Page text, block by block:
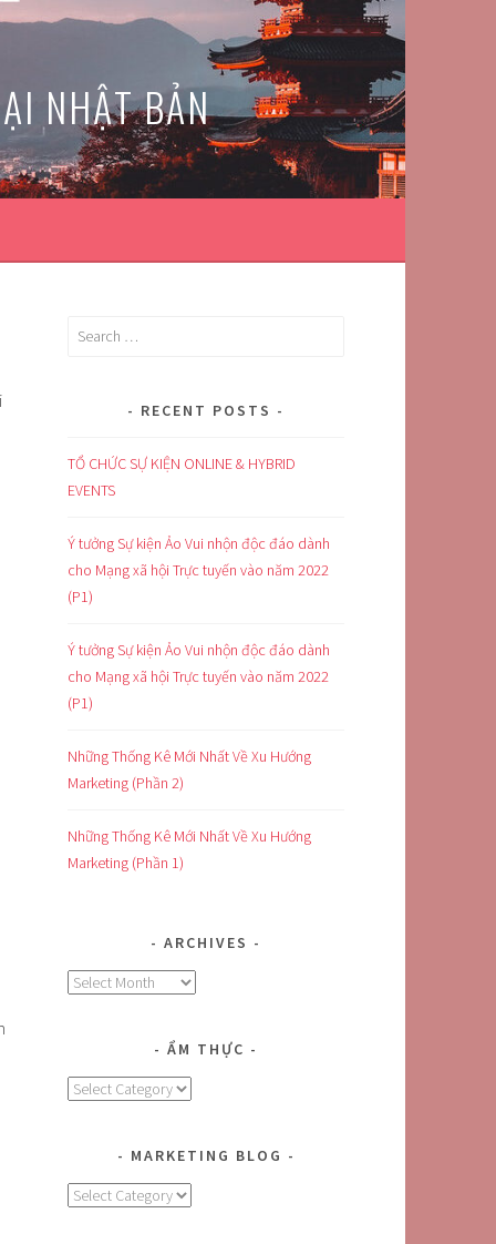
NHẬT BẢN
Search
RECENT POSTS
TỔ CHỨC SỰ KIỆN ONLINE & HYBRID
EVENTS
Ý tưởng Sự kiện Ảo Vui nhộn độc đáo dành
cho Mạng xã hội Trực tuyến vào năm 2022
(P1)
Ý tưởng Sự kiện Ảo Vui nhộn độc đáo dành
cho Mạng xã hội Trực tuyến vào năm 2022
(P1)
Những Thống Kê Mới Nhất Về Xu Hướng
Marketing (Phần 2)
Những Thống Kê Mới Nhất Về Xu Hướng
Marketing (Phần 1)
ARCHIVES
Archives
ẨM THỰC
Ẩm
MARKETING BLOG
MARKETING